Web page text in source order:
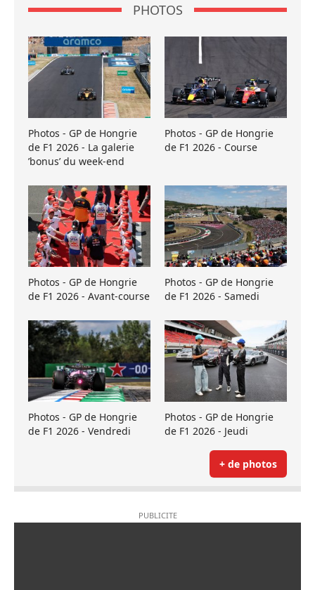
PHOTOS
Photos - GP de Hongrie
de F1 2026 - La galerie
’bonus’ du week-end
Photos - GP de Hongrie
de F1 2026 - Course
Photos - GP de Hongrie
de F1 2026 - Avant-course
Photos - GP de Hongrie
de F1 2026 - Samedi
Photos - GP de Hongrie
de F1 2026 - Vendredi
Photos - GP de Hongrie
de F1 2026 - Jeudi
+ de photos